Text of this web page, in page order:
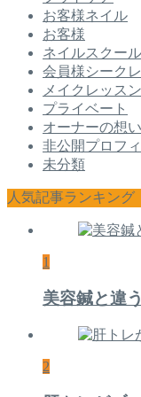
お客様ネイル
お客様
ネイルスクール
会員様シーク
メイクレッスン
プライベート
オーナーの想い
非公開プロフ
未分類
人気記事ランキング
1
美容鍼と違
2